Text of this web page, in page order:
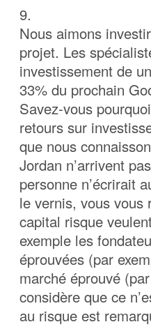
9.
Nous aimons
projet. Les
investissement de
33% du prochain
Savez-vous
retours sur
que nous
Jordan n’arrivent
personne n’écrirait
le vernis, vous vous
capital risque
exemple les
éprouvées (par
marché éprouvé
considère que ce
au risque est